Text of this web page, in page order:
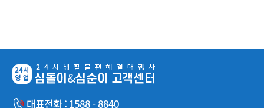
대표전화 : 1588 - 8840